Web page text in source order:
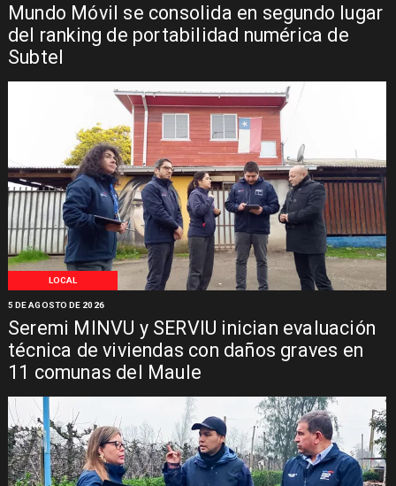
Mundo Móvil se consolida en segundo lugar
del ranking de portabilidad numérica de
Subtel
LOCAL
Seremi MINVU y SERVIU inician evaluación
técnica de viviendas con daños graves en
11 comunas del Maule
5 DE AGOSTO DE 2026